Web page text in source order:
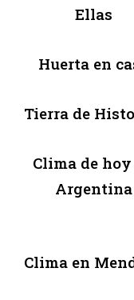
Ellas
Huerta en
Tierra de
Clima de hoy
Argentina
Clima en